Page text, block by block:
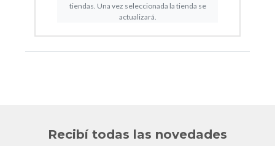
tiendas. Una vez seleccionada la tienda se
actualizará.
Recibí todas las novedades